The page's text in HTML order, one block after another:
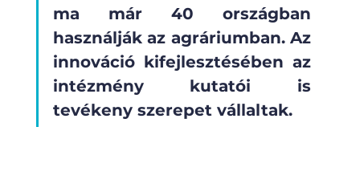
ma már 40 országban
használják az agráriumban. Az
innováció kifejlesztésében az
intézmény kutatói is
tevékeny szerepet vállaltak.